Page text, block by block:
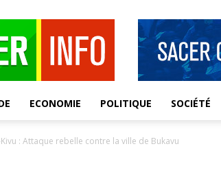
ECONOMIE POLITIQUE SOCIÉTÉ
Kivu : Attaque rebelle contre la ville de Bukavu